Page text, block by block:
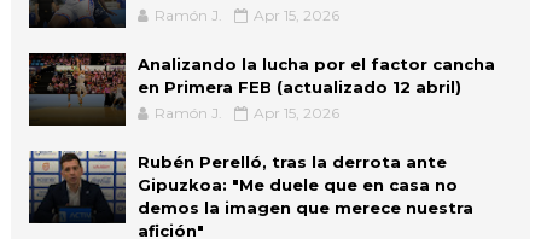
Ramón J. Apr 15, 2026
Analizando la lucha por el factor cancha
en Primera FEB (actualizado 12 abril)
Ramón J. Apr 15, 2026
Rubén Perelló, tras la derrota ante
Gipuzkoa: "Me duele que en casa no
demos la imagen que merece nuestra
afición"